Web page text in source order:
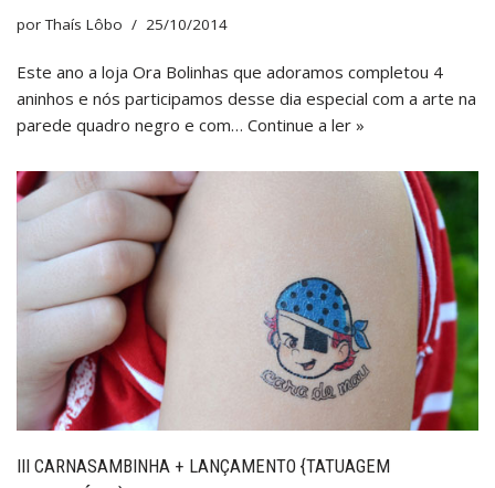
porThaís Lôbo 25/10/2014
Este ano a loja Ora Bolinhas que adoramos completou 4
aninhos e nós participamos desse dia especial com a arte na
parede quadro negro e com… Continue a ler »
III CARNASAMBINHA + LANÇAMENTO {TATUAGEM